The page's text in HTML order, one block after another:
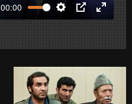
00:00
Settings
PIP Enter